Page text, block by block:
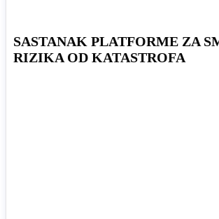
SASTANAK PLATFORME ZA
RIZIKA OD KATASTROFA